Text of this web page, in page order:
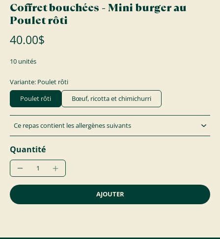
Coffret bouchées - Mini burger au
Poulet rôti
40.00$
10 unités
Variante: Poulet rôti
Poulet rôti
Bœuf, ricotta et chimichurri
Ce repas contient les allergènes suivants
Quantité
AJOUTER